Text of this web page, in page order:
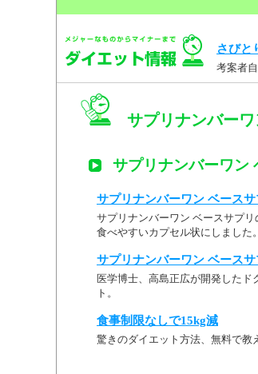
さびと
考案者
サプリナンバー
サプリナンバーワン
サプリナンバーワン ベース
サプリナンバーワン ベースサプ
食べやすいカプセル状にしました。
サプリナンバーワン ベース
医学博士、高島正広が開発した
ト。
食事制限なしで15kg減
驚きのダイエット方法、無料で教